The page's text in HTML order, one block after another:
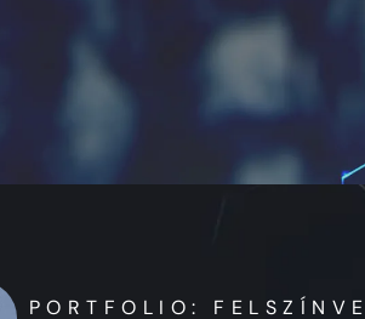
PORTFOLIO: